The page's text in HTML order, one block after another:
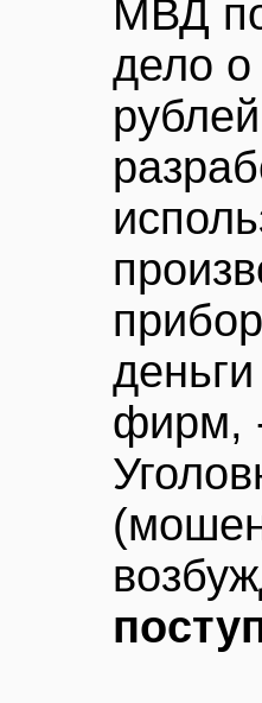
МВД
дело
фирм,